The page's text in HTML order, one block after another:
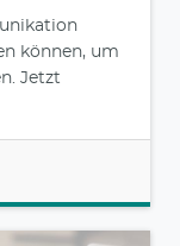
können, um
Jetzt